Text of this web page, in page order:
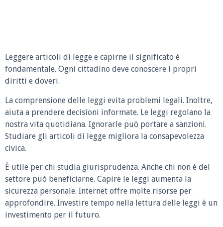
Leggere articoli di legge e capirne il significato è
fondamentale. Ogni cittadino deve conoscere i propri
diritti e doveri.
La comprensione delle leggi evita problemi legali. Inoltre,
aiuta a prendere decisioni informate. Le leggi regolano la
nostra vita quotidiana. Ignorarle può portare a sanzioni.
Studiare gli articoli di legge migliora la consapevolezza
civica.
È utile per chi studia giurisprudenza. Anche chi non è del
settore può beneficiarne. Capire le leggi aumenta la
sicurezza personale. Internet offre molte risorse per
approfondire. Investire tempo nella lettura delle leggi è un
investimento per il futuro.